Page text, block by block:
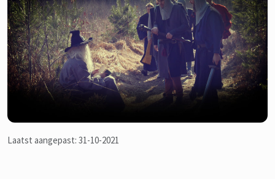
Laatst aangepast: 31-10-2021